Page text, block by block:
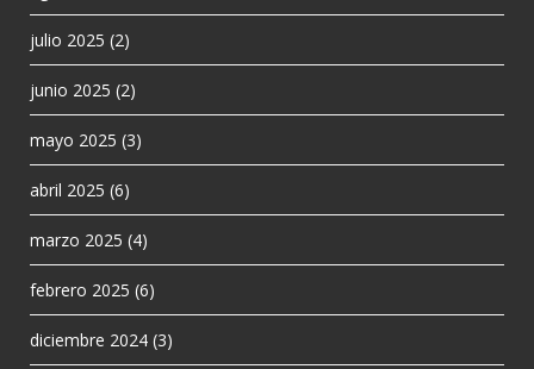
julio 2025 (2)
junio 2025 (2)
mayo 2025 (3)
abril 2025 (6)
marzo 2025 (4)
febrero 2025 (6)
diciembre 2024 (3)